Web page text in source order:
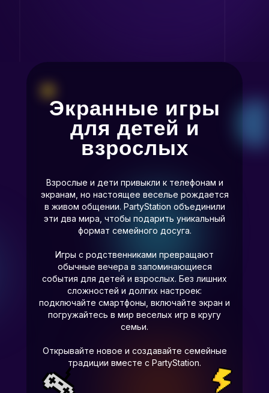
Взрослые и дети привыкли к телефонам и
экранам, но настоящее веселье рождается
в живом общении. PartyStation объединили
эти два мира, чтобы подарить уникальный
формат семейного досуга.
Игры с родственниками превращают
обычные вечера в запоминающиеся
события для детей и взрослых. Без лишних
сложностей и долгих настроек:
подключайте смартфоны, включайте экран и
погружайтесь в мир веселых игр в кругу
семьи.
Открывайте новое и создавайте семейные
традиции вместе с PartyStation.
Экранные игры
для детей и
взрослых